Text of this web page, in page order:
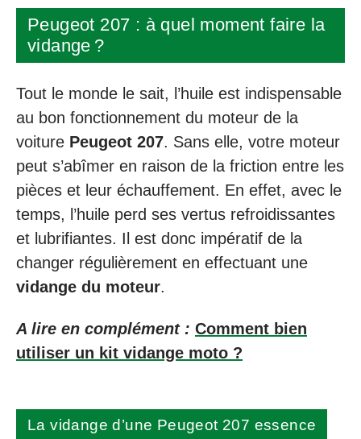
Peugeot 207 : à quel moment faire la
vidange ?
Tout le monde le sait, l’huile est indispensable
au bon fonctionnement du moteur de la
voiture Peugeot 207. Sans elle, votre moteur
peut s’abîmer en raison de la friction entre les
pièces et leur échauffement. En effet, avec le
temps, l’huile perd ses vertus refroidissantes
et lubrifiantes. Il est donc impératif de la
changer régulièrement en effectuant une
vidange du moteur.
A lire en complément : Comment bien
utiliser un kit vidange moto ?
La vidange d’une Peugeot 207 essence